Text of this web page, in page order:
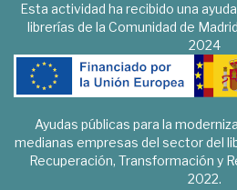
Esta actividad ha recibido una
librerías de la Comunidad de
2024
Ayudas públicas para la
medianas empresas del sector del
Recuperación, Transformación y
2022.